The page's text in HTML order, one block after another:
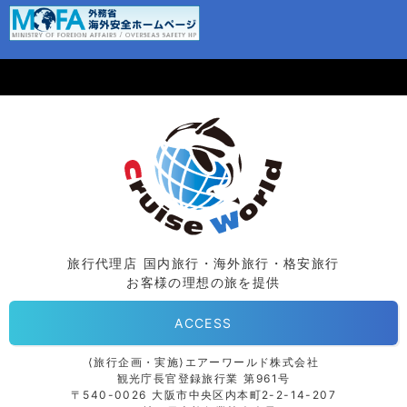
旅行代理店 国内旅行・海外旅行・格安旅行
お客様の理想の旅を提供
ACCESS
⟨旅行企画・実施⟩エアーワールド株式会社
観光庁長官登録旅行業 第961号
〒540-0026 大阪市中央区内本町2-2-14-207